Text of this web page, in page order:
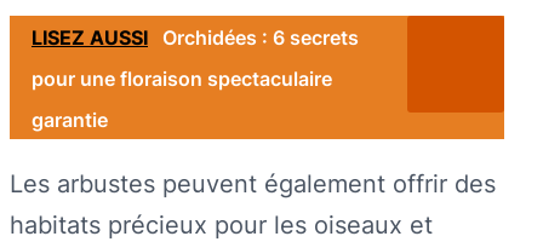
LISEZ AUSSI
Orchidées : 6 secrets
pour une floraison spectaculaire
garantie
Les arbustes peuvent également offrir des
habitats précieux pour les oiseaux et